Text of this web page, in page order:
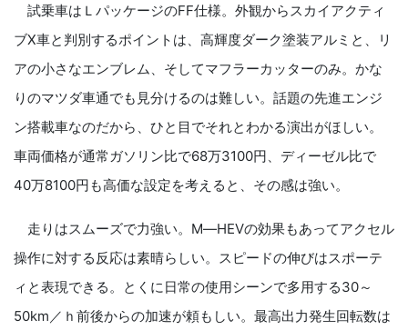
試乗車はＬパッケージのFF仕様。外観からスカイアクティ
ブX車と判別するポイントは、高輝度ダーク塗装アルミと、リ
アの小さなエンブレム、そしてマフラーカッターのみ。かな
りのマツダ車通でも見分けるのは難しい。話題の先進エンジ
ン搭載車なのだから、ひと目でそれとわかる演出がほしい。
車両価格が通常ガソリン比で68万3100円、ディーゼル比で
40万8100円も高価な設定を考えると、その感は強い。
走りはスムーズで力強い。M―HEVの効果もあってアクセル
操作に対する反応は素晴らしい。スピードの伸びはスポーテ
ィと表現できる。とくに日常の使用シーンで多用する30～
50km／ｈ前後からの加速が頼もしい。最高出力発生回転数は